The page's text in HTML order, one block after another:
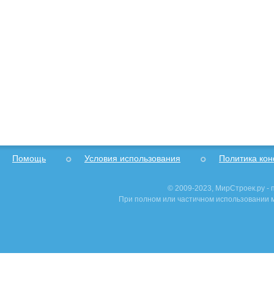
Помощь Условия использования Политика
© 2009-2023, МирСтроек.ру -
При полном или частичном использовании